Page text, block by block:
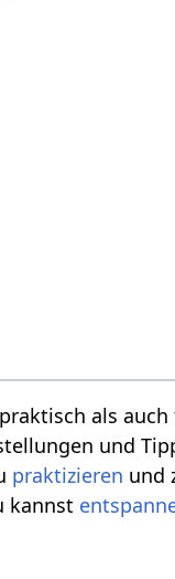
als
und
praktizieren und
kannst